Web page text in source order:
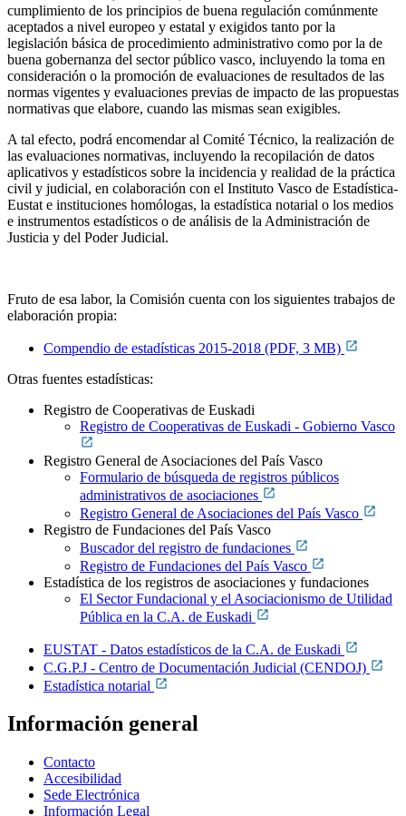
cumplimiento de los principios de buena regulación comúnmente
aceptados a nivel europeo y estatal y exigidos tanto por la
legislación básica de procedimiento administrativo como por la de
buena gobernanza del sector público vasco, incluyendo la toma en
consideración o la promoción de evaluaciones de resultados de las
normas vigentes y evaluaciones previas de impacto de las propuestas
normativas que elabore, cuando las mismas sean exigibles.
A tal efecto, podrá encomendar al Comité Técnico, la realización de
las evaluaciones normativas, incluyendo la recopilación de datos
aplicativos y estadísticos sobre la incidencia y realidad de la práctica
civil y judicial, en colaboración con el Instituto Vasco de Estadística-
Eustat e instituciones homólogas, la estadística notarial o los medios
e instrumentos estadísticos o de análisis de la Administración de
Justicia y del Poder Judicial.
Fruto de esa labor, la Comisión cuenta con los siguientes trabajos de
elaboración propia:
Compendio de estadísticas 2015-2018 (PDF, 3 MB)
Otras fuentes estadísticas:
Registro de Cooperativas de Euskadi
Registro de Cooperativas de Euskadi - Gobierno Vasco
Registro General de Asociaciones del País Vasco
Formulario de búsqueda de registros públicos
administrativos de asociaciones
Registro General de Asociaciones del País Vasco
Registro de Fundaciones del País Vasco
Buscador del registro de fundaciones
Registro de Fundaciones del País Vasco
Estadística de los registros de asociaciones y fundaciones
El Sector Fundacional y el Asociacionismo de Utilidad
Pública en la C.A. de Euskadi
EUSTAT - Datos estadísticos de la C.A. de Euskadi
C.G.P.J - Centro de Documentación Judicial (CENDOJ)
Estadística notarial
Información general
Contacto
Accesibilidad
Sede Electrónica
Información Legal